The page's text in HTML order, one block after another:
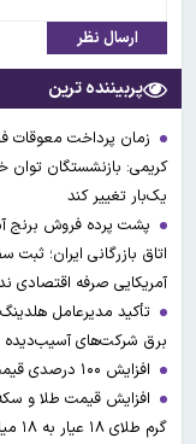
ارسال نظر
پربیننده ترین
زمان پرداخت
یک‌بار تغییر کند
پشت پرده فروش برنج
اتاق بازرگانی ایران؛
آمریکایی صرفه اقتصادی
تأکید مدیرعامل
برق شرکت‌های آسیب‌دیده
افزایش ۱۰۰ درصدی قیمت بنزین با موافقت سران قوا
گرم طلای ۱۸ عیار به ۱۸ میلیون و ۳۱۸ هزار و ۱۰۰ تومان رسید